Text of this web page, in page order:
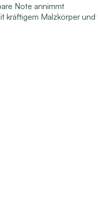
Note annimmt
kräftigem Malzkörper